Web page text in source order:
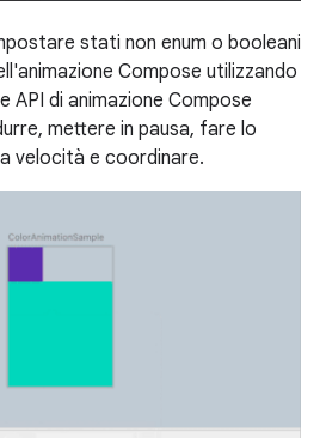
stati non enum o booleani
Compose utilizzando
API di animazione Compose
mettere in pausa, fare lo
velocità e coordinare.